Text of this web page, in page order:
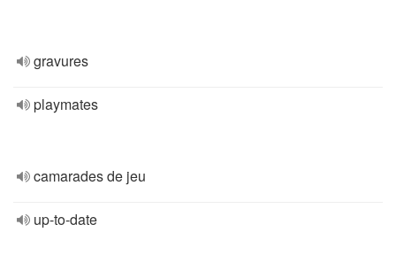
gravures
playmates
camarades de jeu
up-to-date